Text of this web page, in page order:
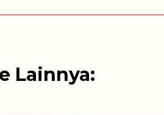
Lainnya: